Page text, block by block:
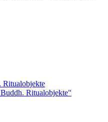
Ritualobjekte
Ritualobjekte"